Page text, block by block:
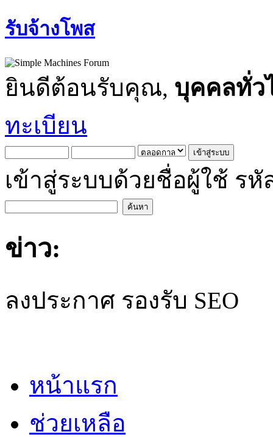
รับจ้างโพส
ยินดีต้อนรับคุณ, บุคคลทั่ว
ทะเบียน
เข้าสู่ระบบด้วยชื่อผู้ใช้ รหั
ข่าว:
ลงประกาศ รองรับ SEO
หน้าแรก
ช่วยเหลือ